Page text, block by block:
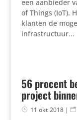
een aanbieder
of Things (IoT).
klanten de
infrastructuur...
56 procent
project
11 okt 2018|